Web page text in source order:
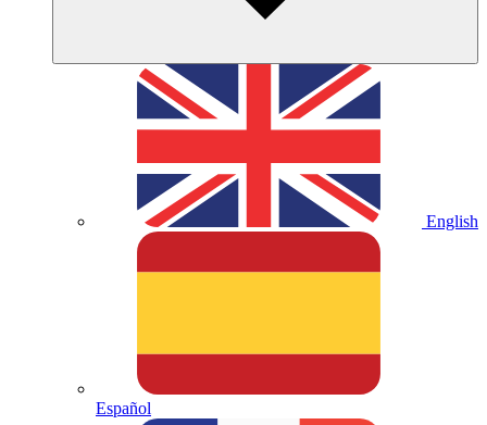
English
Español